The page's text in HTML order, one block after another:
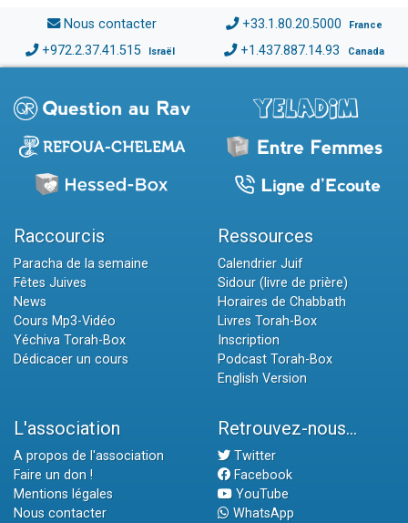
Nous contacter +33.1.80.20.5000 France
+972.2.37.41.515 Israël +1.437.887.14.93 Canada
Raccourcis
Paracha de la semaine
Fêtes Juives
News
Cours Mp3-Vidéo
Yéchiva Torah-Box
Dédicacer un cours
Ressources
Calendrier Juif
Sidour (livre de prière)
Horaires de Chabbath
Livres Torah-Box
Inscription
Podcast Torah-Box
English Version
L'association
A propos de l'association
Faire un don !
Mentions légales
Nous contacter
Retrouvez-nous...
Twitter
Facebook
YouTube
WhatsApp